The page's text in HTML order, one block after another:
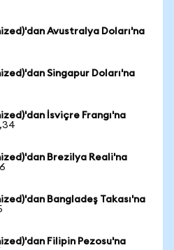
Avustralya Doları'na
Singapur Doları'na
İsviçre Frangı'na
Brezilya Reali'na
Bangladeş Takası'na
Filipin Pezosu'na